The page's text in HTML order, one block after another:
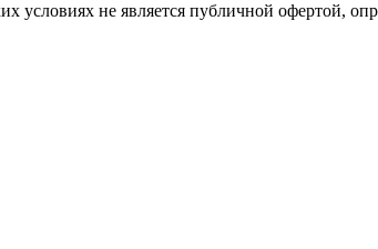
не является публичной офертой,